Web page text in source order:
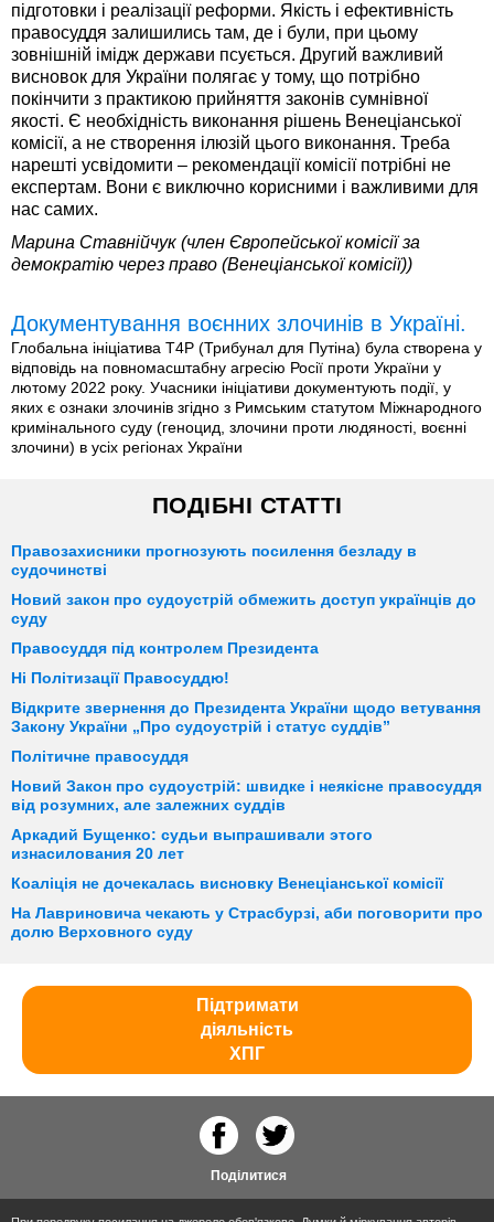
підготовки і реалізації реформи. Якість і ефективність
правосуддя залишились там, де і були, при цьому
зовнішній імідж держави псується. Другий важливий
висновок для України полягає у тому, що потрібно
покінчити з практикою прийняття законів сумнівної
якості. Є необхідність виконання рішень Венеціанської
комісії, а не створення ілюзій цього виконання. Треба
нарешті усвідомити – рекомендації комісії потрібні не
експертам. Вони є виключно корисними і важливими для
нас самих.
Марина Ставнійчук (член Європейської комісії за
демократію через право (Венеціанської комісії))
Документування воєнних злочинів в Україні.
Глобальна ініціатива T4P (Трибунал для Путіна) була створена у
відповідь на повномасштабну агресію Росії проти України у
лютому 2022 року. Учасники ініціативи документують події, у
яких є ознаки злочинів згідно з Римським статутом Міжнародного
кримінального суду (геноцид, злочини проти людяності, воєнні
злочини) в усіх регіонах України
ПОДІБНІ СТАТТІ
Правозахисники прогнозують посилення безладу в
судочинстві
Новий закон про судоустрій обмежить доступ українців до
суду
Правосуддя під контролем Президента
Ні Політизації Правосуддю!
Відкрите звернення до Президента України щодо ветування
Закону України „Про судоустрій і статус суддів”
Політичне правосуддя
Новий Закон про судоустрій: швидке і неякісне правосуддя
від розумних, але залежних суддів
Аркадий Бущенко: судьи выпрашивали этого
изнасилования 20 лет
Коаліція не дочекалась висновку Венеціанської комісії
На Лавриновича чекають у Страсбурзі, аби поговорити про
долю Верховного суду
Підтримати
діяльність
ХПГ
Поділитися